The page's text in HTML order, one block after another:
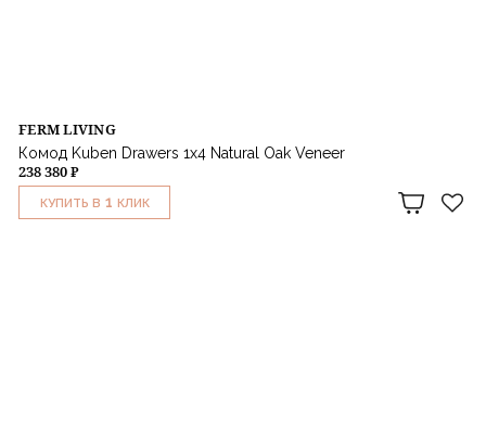
FERM LIVING
Комод Kuben Drawers 1x4 Natural Oak Veneer
238 380 ₽
КУПИТЬ В 1 КЛИК